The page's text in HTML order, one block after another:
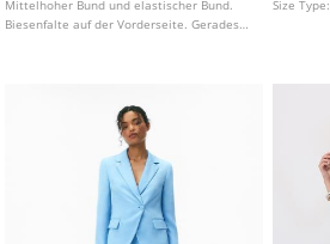
Mittelhoher Bund und elastischer Bund.
Biesenfalte auf der Vorderseite. Gerades
Size Type: